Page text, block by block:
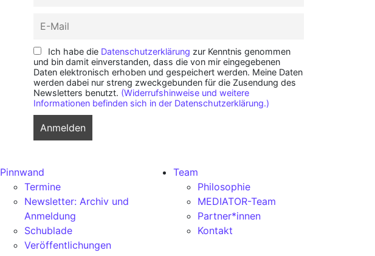
Ich habe die Datenschutzerklärung zur Kenntnis genommen
und bin damit einverstanden, dass die von mir eingegebenen
Daten elektronisch erhoben und gespeichert werden. Meine Daten
werden dabei nur streng zweckgebunden für die Zusendung des
Newsletters benutzt. (Widerrufshinweise und weitere
Informationen befinden sich in der Datenschutzerklärung.)
Pinnwand
Termine
Newsletter: Archiv und
Anmeldung
Schublade
Veröffentlichungen
Team
Philosophie
MEDIATOR-Team
Partner*innen
Kontakt